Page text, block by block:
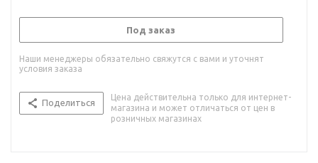
Под заказ
Наши менеджеры обязательно свяжутся с вами и уточнят
условия заказа
Поделиться
Цена действительна только для интернет-
магазина и может отличаться от цен в
розничных магазинах